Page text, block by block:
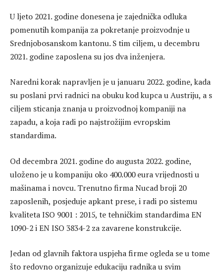
U ljeto 2021. godine donesena je zajednička odluka
pomenutih kompanija za pokretanje proizvodnje u
Srednjobosanskom kantonu. S tim ciljem, u decembru
2021. godine zaposlena su jos dva inženjera.
Naredni korak napravljen je u januaru 2022. godine, kada
su poslani prvi radnici na obuku kod kupca u Austriju, a s
ciljem sticanja znanja u proizvodnoj kompaniji na
zapadu, a koja radi po najstrožijim evropskim
standardima.
Od decembra 2021. godine do augusta 2022. godine,
uloženo je u kompaniju oko 400.000 eura vrijednosti u
mašinama i novcu. Trenutno firma Nucad broji 20
zaposlenih, posjeduje apkant prese, i radi po sistemu
kvaliteta ISO 9001 : 2015, te tehničkim standardima EN
1090-2 i EN ISO 3834-2 za zavarene konstrukcije.
Jedan od glavnih faktora uspjeha firme ogleda se u tome
što redovno organizuje edukaciju radnika u svim